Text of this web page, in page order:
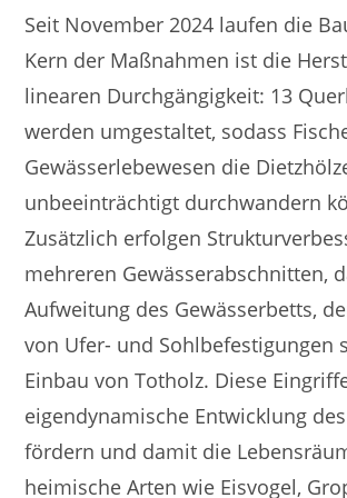
Seit November 2024 laufen die
Kern der Maßnahmen ist die
linearen Durchgängigkeit: 13
werden umgestaltet, sodass
Gewässerlebewesen die
unbeeinträchtigt durchwandern
Zusätzlich erfolgen
mehreren Gewässerabschnitten,
Aufweitung des Gewässerbetts,
von Ufer- und Sohlbefestigungen
Einbau von Totholz. Diese
eigendynamische Entwicklung
fördern und damit die
heimische Arten wie Eisvogel,